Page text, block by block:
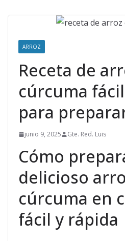
ARROZ
Receta de
cúrcuma
para
junio 9, 2025 Gte. Red. Luis
Cómo
delicioso
cúrcuma en
fácil y rápida